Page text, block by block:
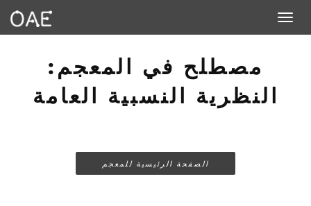
Toggle navigation
مصطلح في المعجم:
النظرية النسبية العامة
الصفحة الرئيسية للمعجم